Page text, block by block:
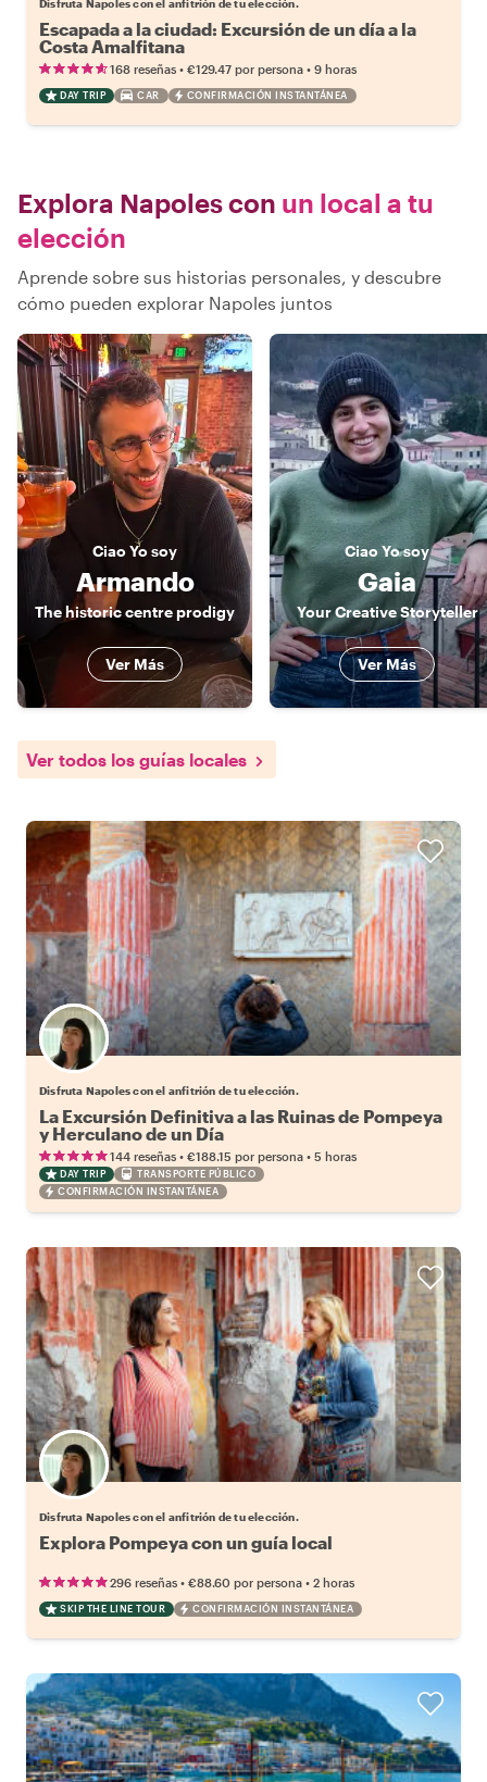
Disfruta Napoles con el anfitrión de tu elección.
Escapada a la ciudad: Excursión de un día a la
Costa Amalfitana
168 reseñas • €129.47 por persona • 9 horas
DAY TRIP CAR CONFIRMACIÓN INSTANTÁNEA
Explora Napoles con un local a tu
elección
Aprende sobre sus historias personales, y descubre
cómo pueden explorar Napoles juntos
CiaoYo soy
Armando
The historic centre prodigy
Ver Más
CiaoYo soy
Gaia
Your Creative Storyteller
Ver Más
Ver todos los guías locales
Elige tu local favorito
Disfruta Napoles con el anfitrión de tu elección.
La Excursión Definitiva a las Ruinas de Pompeya
y Herculano de un Día
144 reseñas • €188.15 por persona • 5 horas
DAY TRIP
TRANSPORTE PÚBLICO
CONFIRMACIÓN INSTANTÁNEA
Elige tu local favorito
Disfruta Napoles con el anfitrión de tu elección.
Explora Pompeya con un guía local
296 reseñas • €88.60 por persona • 2 horas
SKIP THE LINE TOUR CONFIRMACIÓN INSTANTÁNEA